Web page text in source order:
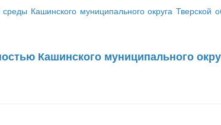
Кашинского муниципального округа Тверской
Кашинского муниципального